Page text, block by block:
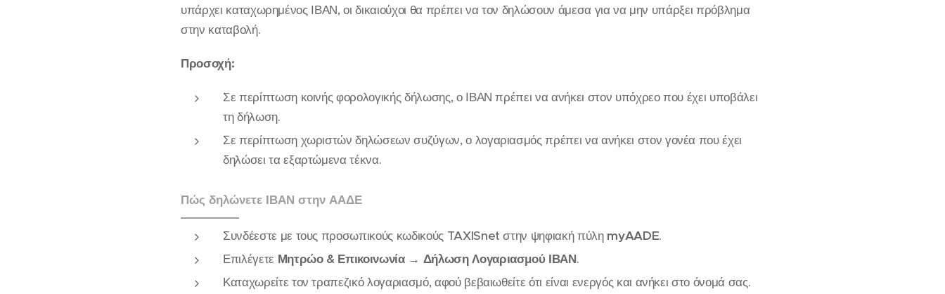
υπάρχει καταχωρημένος ΙΒΑΝ, οι δικαιούχοι θα πρέπει να τον δηλώσουν άμεσα για να μην υπάρξει πρόβλημα
στην καταβολή.
Προσοχή:
Σε περίπτωση κοινής φορολογικής δήλωσης, ο ΙΒΑΝ πρέπει να ανήκει στον υπόχρεο που έχει υποβάλει
τη δήλωση.
Σε περίπτωση χωριστών δηλώσεων συζύγων, ο λογαριασμός πρέπει να ανήκει στον γονέα που έχει
δηλώσει τα εξαρτώμενα τέκνα.
Πώς δηλώνετε ΙΒΑΝ στην ΑΑΔΕ
Συνδέεστε με τους προσωπικούς κωδικούς TAXISnet στην ψηφιακή πύλη myAADE.
Επιλέγετε Μητρώο & Επικοινωνία → Δήλωση Λογαριασμού ΙΒΑΝ.
Καταχωρείτε τον τραπεζικό λογαριασμό, αφού βεβαιωθείτε ότι είναι ενεργός και ανήκει στο όνομά σας.